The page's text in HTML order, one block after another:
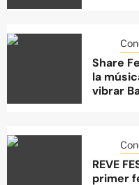
Share
la
vibrar
REVE
primer